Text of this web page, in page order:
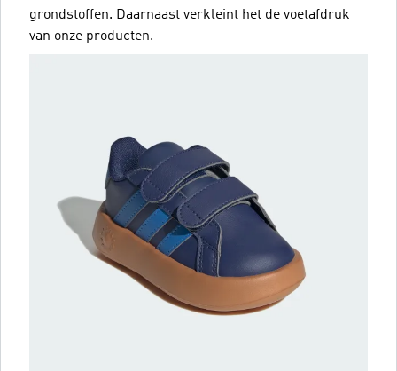
grondstoffen. Daarnaast verkleint het de voetafdruk
van onze producten.